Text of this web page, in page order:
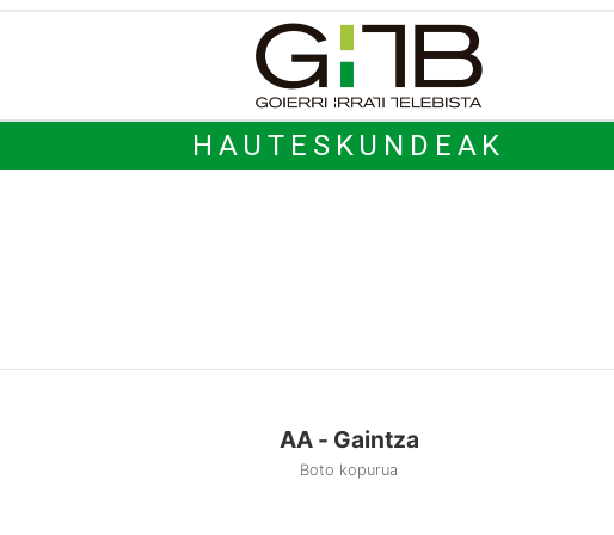
HAUTESKUNDEAK
AA - Gaintza
Boto kopurua